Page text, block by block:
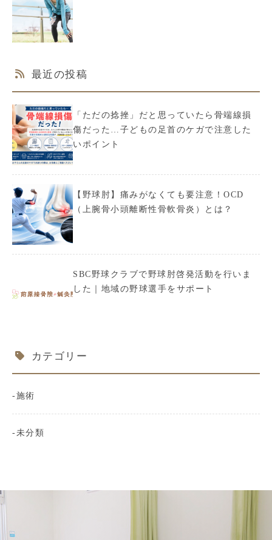
最近の投稿
「ただの捻挫」だと思っていたら骨端線損
傷だった…子どもの足首のケガで注意した
いポイント
【野球肘】痛みがなくても要注意！OCD
（上腕骨小頭離断性骨軟骨炎）とは？
SBC野球クラブで野球肘啓発活動を行いま
した｜地域の野球選手をサポート
カテゴリー
施術
未分類